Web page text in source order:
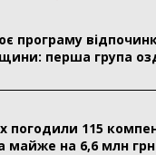
програму
перша група
погодили 115
майже на 6,6 млн грн